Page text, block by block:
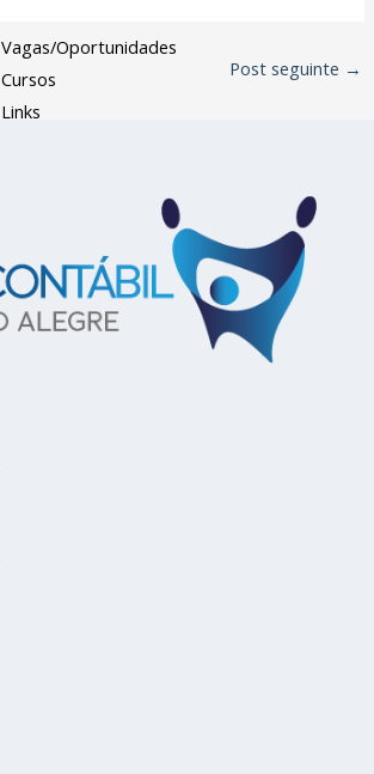
Vagas/Oportunidades
Cursos
Links
X
Post seguinte →